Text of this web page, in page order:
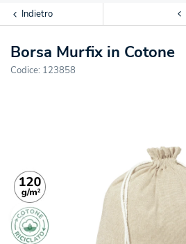
Indietro
Borsa Murfix in Cotone
Codice: 123858